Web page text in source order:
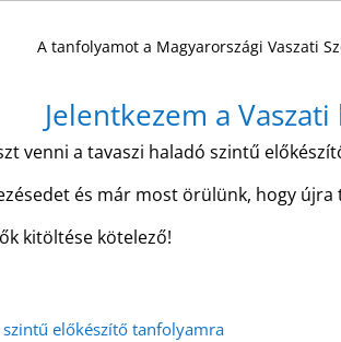
A tanfolyamot a Magyarországi Vaszati
Jelentkezem a
venni a tavaszi haladó szintű
és már most örülünk, hogy
kitöltése kötelező!
szintű előkészítő tanfolyamra